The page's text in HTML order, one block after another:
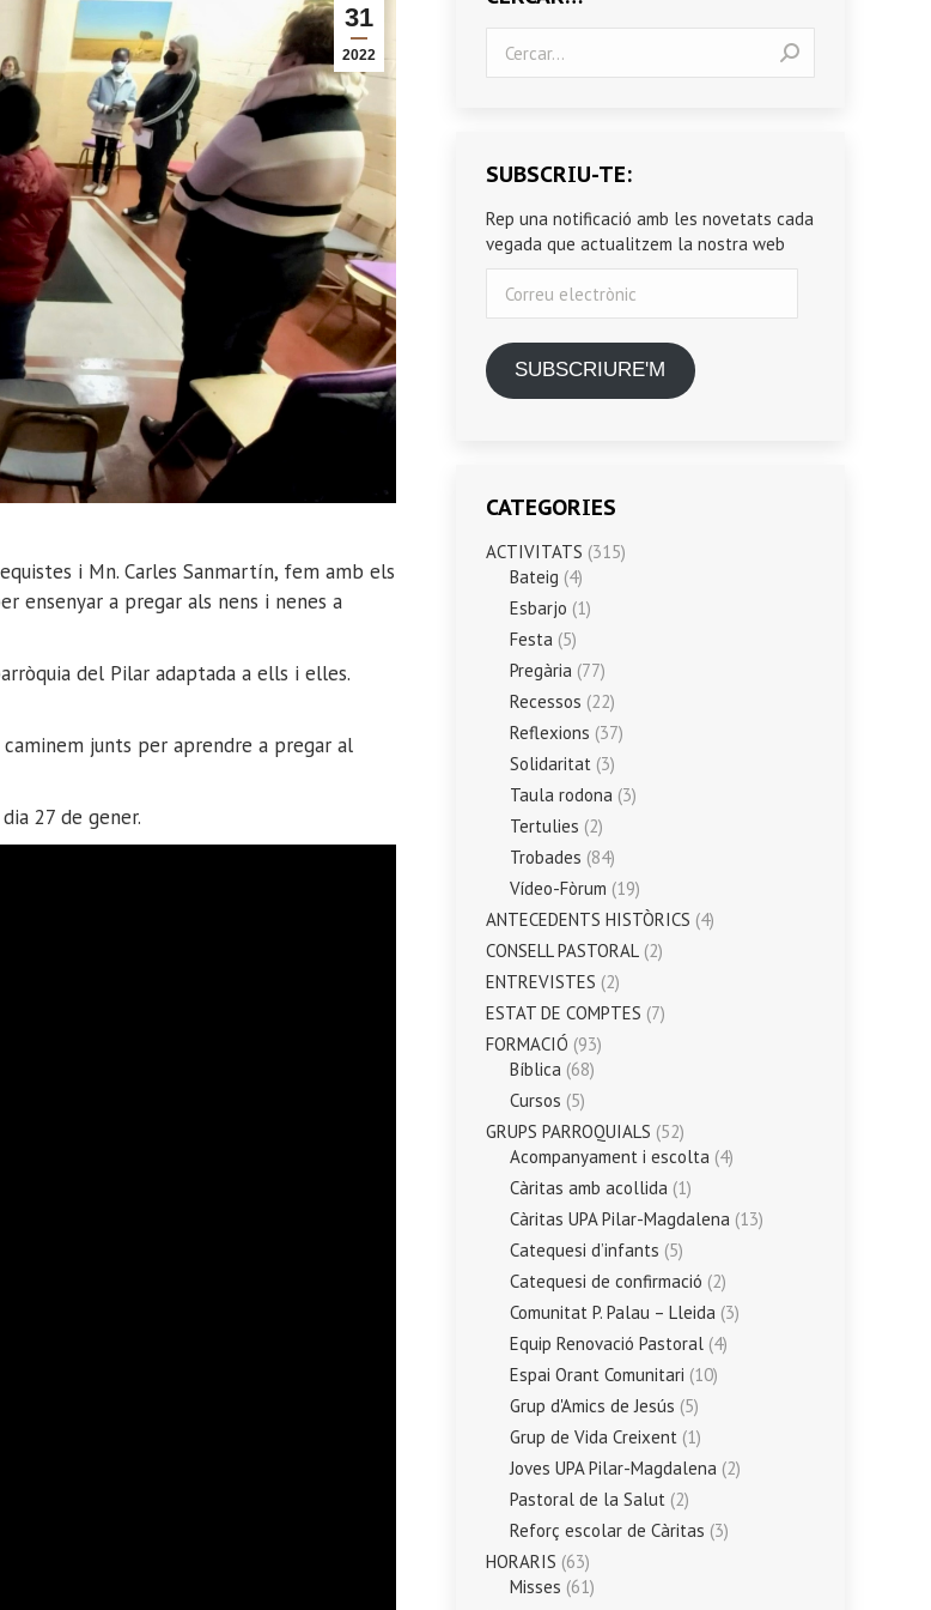
31
2022
i Mn. Carles Sanmartín, fem amb els
ensenyar a pregar als nens i nenes a
del Pilar adaptada a ells i elles.
junts per aprendre a pregar al
27 de gener.
SUBSCRIU-TE:
Rep una notificació amb les novetats cada
vegada que actualitzem la nostra web
electrònic
SUBSCRIURE'M
CATEGORIES
ACTIVITATS (315)
Bateig (4)
Esbarjo (1)
Festa (5)
Pregària (77)
Recessos (22)
Reflexions (37)
Solidaritat (3)
Taula rodona (3)
Tertulies (2)
Trobades (84)
Vídeo-Fòrum (19)
ANTECEDENTS HISTÒRICS (4)
CONSELL PASTORAL (2)
ENTREVISTES (2)
ESTAT DE COMPTES (7)
FORMACIÓ (93)
Bíblica (68)
Cursos (5)
GRUPS PARROQUIALS (52)
Acompanyament i escolta (4)
Càritas amb acollida (1)
Càritas UPA Pilar-Magdalena (13)
Catequesi d’infants (5)
Catequesi de confirmació (2)
Comunitat P. Palau – Lleida (3)
Equip Renovació Pastoral (4)
Espai Orant Comunitari (10)
Grup d'Amics de Jesús (5)
Grup de Vida Creixent (1)
Joves UPA Pilar-Magdalena (2)
Pastoral de la Salut (2)
Reforç escolar de Càritas (3)
HORARIS (63)
Misses (61)